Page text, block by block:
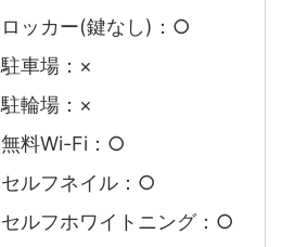
ロッカー(鍵なし)：○
駐車場：×
駐輪場：×
無料Wi-Fi：○
セルフネイル：○
セルフホワイトニング：○